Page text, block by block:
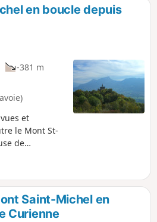
en boucle depuis
-381 m
et
le Mont St-
de
la Grotte
Saint-Michel en
Curienne